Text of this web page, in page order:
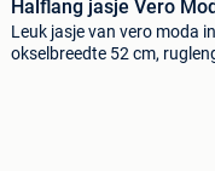
Halflang jasje Vero
Leuk jasje van vero moda
okselbreedte 52 cm,